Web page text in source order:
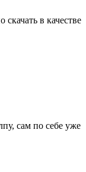
в качестве
сам по себе уже